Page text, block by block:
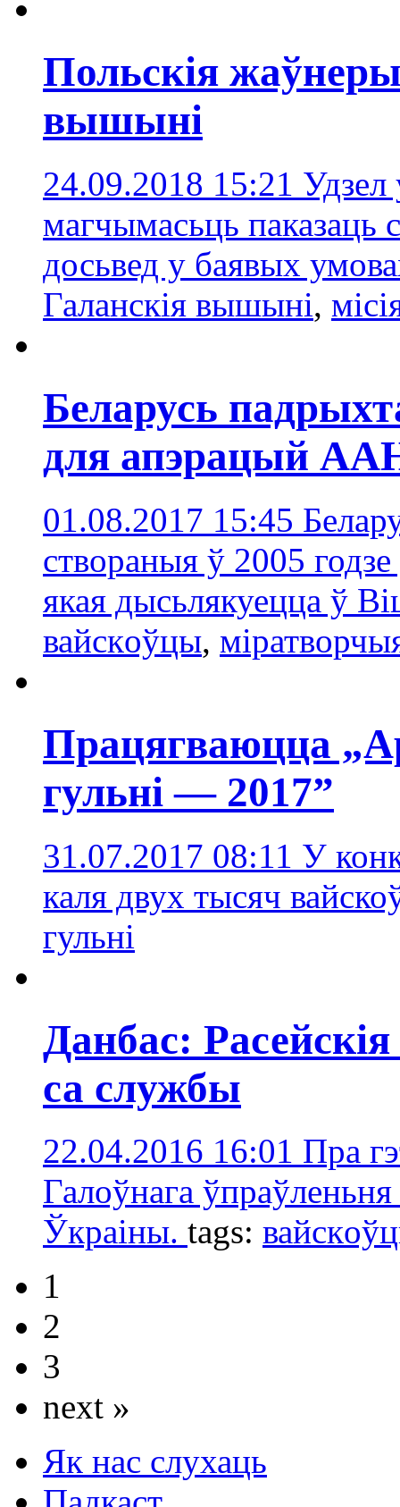
Польскія
вышыні
24.09.2018 15:21 Удзел
магчымасьць паказаць
досьвед у баявых
Галанскія вышыні,
Беларусь
для апэрацый
01.08.2017 15:45
створаныя ў 2005
якая дысьлякуецца ў
вайскoўцы,
Працягваюцца
гульні — 2017”
31.07.2017 08:11 У
каля двух тысяч
гульні
Данбас:
са службы
22.04.2016 16:01 Пра
Галоўнага
Ўкраіны. tags:
1
2
3
next »
Як нас слухаць